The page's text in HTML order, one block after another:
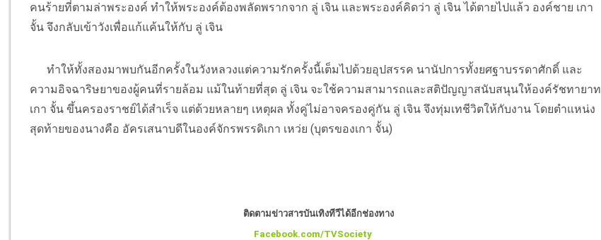
คนร้ายที่ตามล่าพระองค์ ทำให้พระองค์ต้องพลัดพรากจาก ลู่ เจิน และพระองค์คิดว่า ลู่ เจิน ได้ตายไปแล้ว องค์ชาย เกา
จั้น จึงกลับเข้าวังเพื่อแก้แค้นให้กับ ลู่ เจิน
ทำให้ทั้งสองมาพบกันอีกครั้งในวังหลวงแต่ความรักครั้งนี้เต็มไปด้วยอุปสรรค นานัปการทั้งยศฐาบรรดาศักดิ์ และ
ความอิจฉาริษยาของผู้คนที่รายล้อม แม้ในท้ายที่สุด ลู่ เจิน จะใช้ความสามารถและสติปัญญาสนับสนุนให้องค์รัชทายาท
เกา จั้น ขึ้นครองราชย์ได้สำเร็จ แต่ด้วยหลายๆ เหตุผล ทั้งคู่ไม่อาจครองคู่กัน ลู่ เจิน จึงทุ่มเทชีวิตให้กับงาน โดยตำแหน่ง
สุดท้ายของนางคือ อัครเสนาบดีในองค์จักรพรรดิเกา เหว่ย (บุตรของเกา จั้น)
ติดตามข่าวสารบันเทิงทีวีได้อีกช่องทาง
Facebook.com/TVSociety